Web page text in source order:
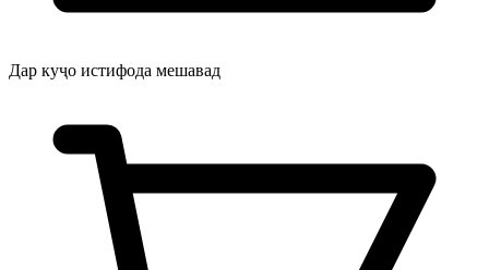
Дар куҷо истифода мешавад